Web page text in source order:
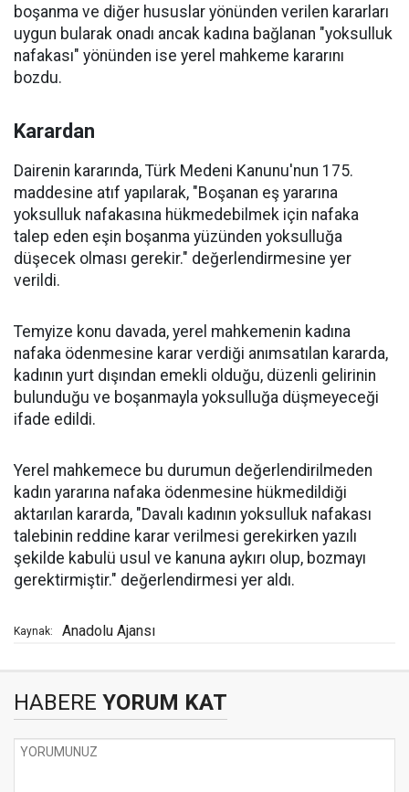
boşanma ve diğer hususlar yönünden verilen kararları
uygun bularak onadı ancak kadına bağlanan "yoksulluk
nafakası" yönünden ise yerel mahkeme kararını
bozdu.
Karardan
Dairenin kararında, Türk Medeni Kanunu'nun 175.
maddesine atıf yapılarak, "Boşanan eş yararına
yoksulluk nafakasına hükmedebilmek için nafaka
talep eden eşin boşanma yüzünden yoksulluğa
düşecek olması gerekir." değerlendirmesine yer
verildi.
Temyize konu davada, yerel mahkemenin kadına
nafaka ödenmesine karar verdiği anımsatılan kararda,
kadının yurt dışından emekli olduğu, düzenli gelirinin
bulunduğu ve boşanmayla yoksulluğa düşmeyeceği
ifade edildi.
Yerel mahkemece bu durumun değerlendirilmeden
kadın yararına nafaka ödenmesine hükmedildiği
aktarılan kararda, "Davalı kadının yoksulluk nafakası
talebinin reddine karar verilmesi gerekirken yazılı
şekilde kabulü usul ve kanuna aykırı olup, bozmayı
gerektirmiştir." değerlendirmesi yer aldı.
Kaynak: Anadolu Ajansı
HABERE YORUM KAT